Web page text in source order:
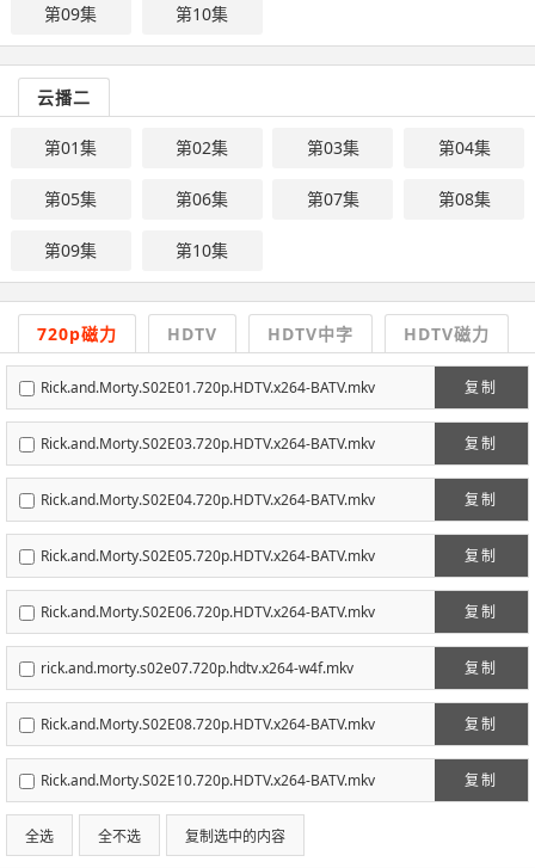
第09集 第10集
云播二
第01集 第02集 第03集 第04集
第05集 第06集 第07集 第08集
第09集 第10集
720p磁力 HDTV HDTV中字 HDTV磁力
复制
Rick.and.Morty.S02E01.720p.HDTV.x264-BATV.mkv
复制
Rick.and.Morty.S02E03.720p.HDTV.x264-BATV.mkv
复制
Rick.and.Morty.S02E04.720p.HDTV.x264-BATV.mkv
复制
Rick.and.Morty.S02E05.720p.HDTV.x264-BATV.mkv
复制
Rick.and.Morty.S02E06.720p.HDTV.x264-BATV.mkv
复制
rick.and.morty.s02e07.720p.hdtv.x264-w4f.mkv
复制
Rick.and.Morty.S02E08.720p.HDTV.x264-BATV.mkv
复制
Rick.and.Morty.S02E10.720p.HDTV.x264-BATV.mkv
全选 全不选 复制选中的内容